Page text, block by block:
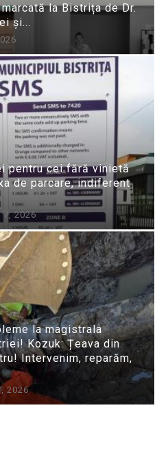
la Bistrița de Dr.
și...
pentru cei fără vinietă
de parcare, indiferent
7, 2026
la magistrala
Kozuk: Țeava din
Intervenim, reparăm,
2026